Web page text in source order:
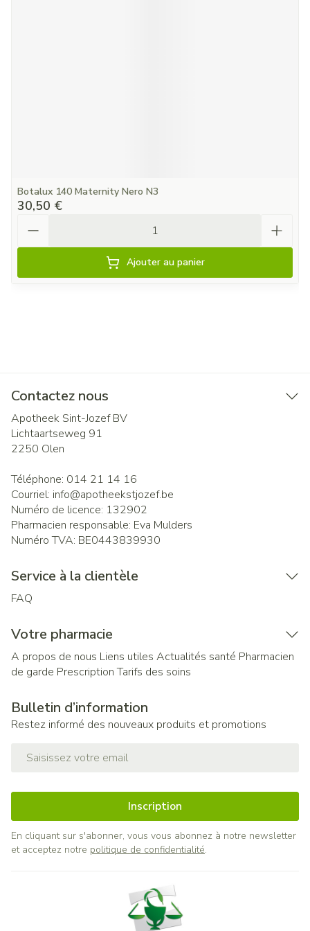
Botalux 140 Maternity Nero N3
30,50 €
Ajouter au panier
Contactez nous
Apotheek Sint-Jozef BV
Lichtaartseweg 91
2250 Olen
Téléphone: 014 21 14 16
Courriel: info@apotheekstjozef.be
Numéro de licence: 132902
Pharmacien responsable: Eva Mulders
Numéro TVA: BE0443839930
Service à la clientèle
FAQ
Votre pharmacie
A propos de nous Liens utiles Actualités santé Pharmacien
de garde Prescription Tarifs des soins
Bulletin d’information
Restez informé des nouveaux produits et promotions
Inscription
En cliquant sur s'abonner, vous vous abonnez à notre newsletter
et acceptez notre politique de confidentialité.